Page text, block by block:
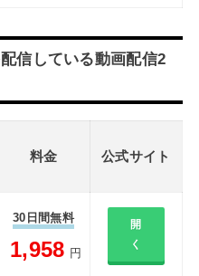
信している動画配信2
料金 公式サイト
30日間無料
1,958 円
開
く